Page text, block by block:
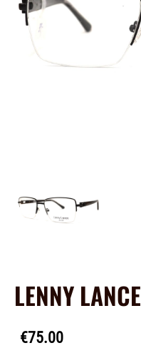
LENNY LANCE
€75.00